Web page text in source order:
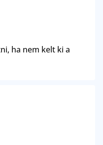
ha nem kelt ki a